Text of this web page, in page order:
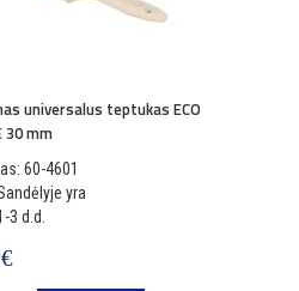
universalus teptukas ECO
30 mm
60-4601
yra
3 d.d.
€